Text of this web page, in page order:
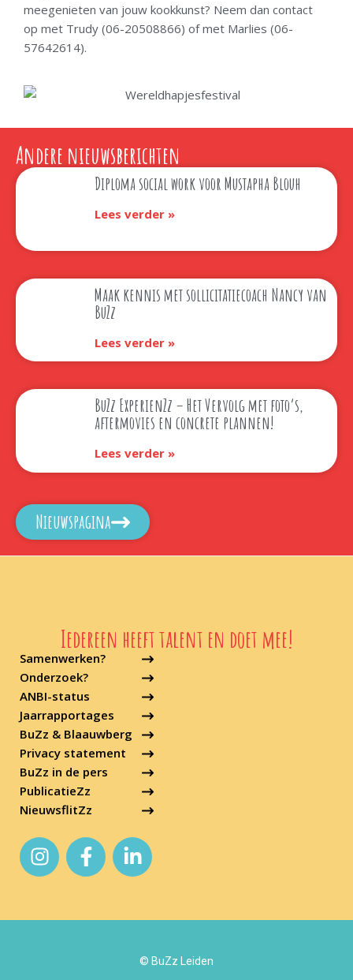
meegenieten van jouw kookkunst? Neem dan contact
op met Trudy (06-20508866) of met Marlies (06-
57642614).
Andere nieuwsberichten
Diploma social work voor Mustapha Blouh
Lees verder »
Maak kennis met sollicitatiecoach Nancy van
BuZz
Lees verder »
BuZz ExperienZz – Het Vervolg met foto’s,
aftermovies en concrete plannen!
Lees verder »
Nieuwspagina
Samenwerken?
Onderzoek?
ANBI-status
Jaarrapportages
BuZz & Blaauwberg
Privacy statement
Iedereen heeft talent en doet mee!
BuZz in de pers
PublicatieZz
NieuwsflitZz
© BuZz Leiden